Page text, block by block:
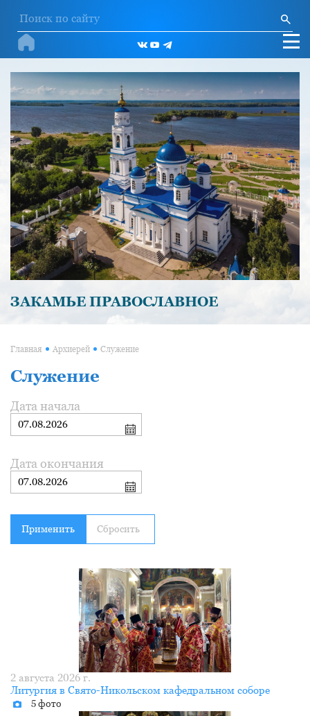
ЗАКАМЬЕ ПРАВОСЛАВНОЕ
Главная Архиерей Служение
Служение
Дата начала
Дата окончания
Применить Сбросить
2 августа 2026 г.
Литургия в Свято-Никольском кафедральном соборе
5 фото